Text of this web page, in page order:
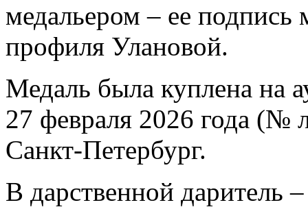
медальером – ее подпись
профиля Улановой.
Медаль была куплена на
27 февраля 2026 года (№
Санкт-Петербург.
В дарственной даритель